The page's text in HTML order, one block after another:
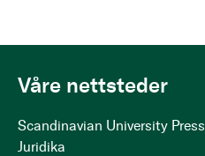
Våre nettsteder
Scandinavian University Press
Juridika